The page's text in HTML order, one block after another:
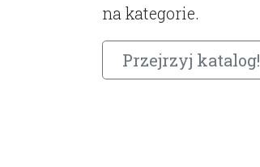
na kategorie.
Przejrzyj katalog!